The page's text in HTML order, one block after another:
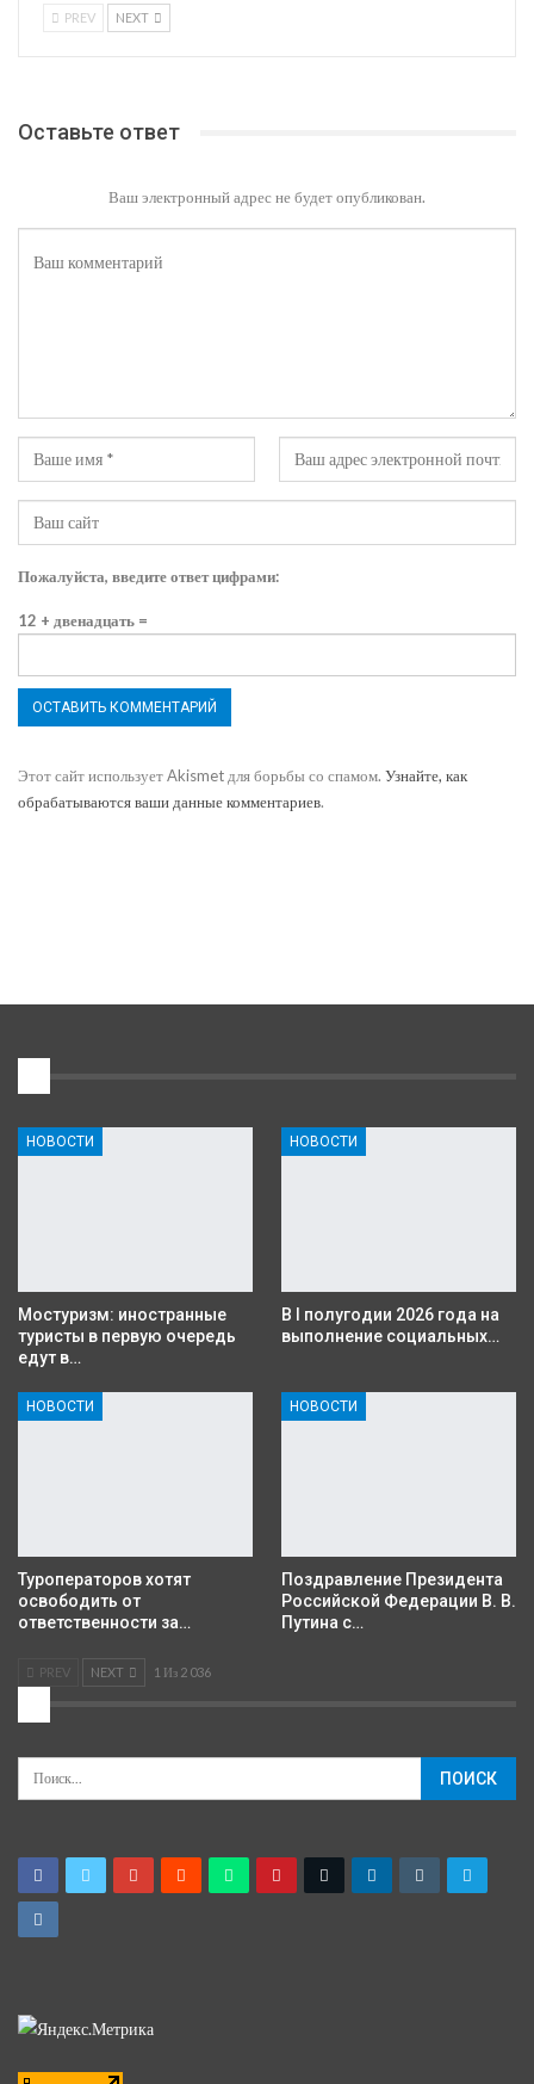
PREV NEXT
Оставьте ответ
Ваш электронный адрес не будет опубликован.
Пожалуйста, введите ответ цифрами:
12 + двенадцать =
Этот сайт использует Akismet для борьбы со спамом. Узнайте, как
обрабатываются ваши данные комментариев.
НОВОСТИ
Мостуризм: иностранные
туристы в первую очередь
едут в…
НОВОСТИ
В I полугодии 2026 года на
выполнение социальных…
НОВОСТИ
Туроператоров хотят
освободить от
ответственности за…
НОВОСТИ
Поздравление Президента
Российской Федерации В. В.
Путина с…
PREV NEXT 1 Из 2 036